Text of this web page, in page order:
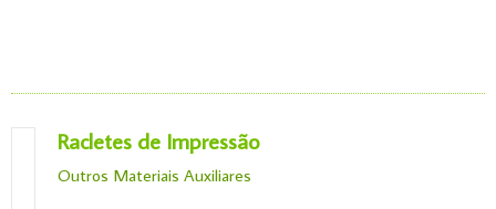
Racletes de Impressão
Outros Materiais Auxiliares